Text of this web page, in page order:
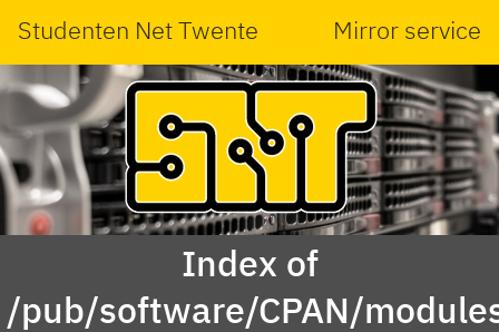
Studenten Net Twente Mirror service
Index of
/pub/software/CPAN/